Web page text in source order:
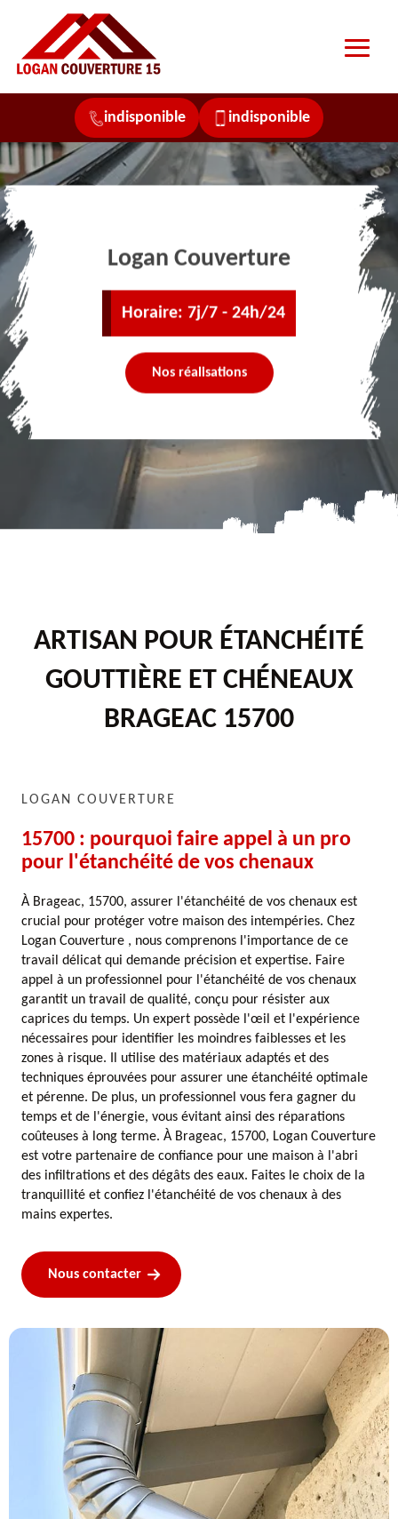
indisponible indisponible
Logan Couverture
Horaire: 7j/7 - 24h/24
Nos réalisations
ARTISAN POUR ÉTANCHÉITÉ
GOUTTIÈRE ET CHÉNEAUX
BRAGEAC 15700
LOGAN COUVERTURE
15700 : pourquoi faire appel à un pro
pour l'étanchéité de vos chenaux
À Brageac, 15700, assurer l'étanchéité de vos chenaux est
crucial pour protéger votre maison des intempéries. Chez
Logan Couverture , nous comprenons l'importance de ce
travail délicat qui demande précision et expertise. Faire
appel à un professionnel pour l'étanchéité de vos chenaux
garantit un travail de qualité, conçu pour résister aux
caprices du temps. Un expert possède l'œil et l'expérience
nécessaires pour identifier les moindres faiblesses et les
zones à risque. Il utilise des matériaux adaptés et des
techniques éprouvées pour assurer une étanchéité optimale
et pérenne. De plus, un professionnel vous fera gagner du
temps et de l'énergie, vous évitant ainsi des réparations
coûteuses à long terme. À Brageac, 15700, Logan Couverture
est votre partenaire de confiance pour une maison à l'abri
des infiltrations et des dégâts des eaux. Faites le choix de la
tranquillité et confiez l'étanchéité de vos chenaux à des
mains expertes.
Nous contacter